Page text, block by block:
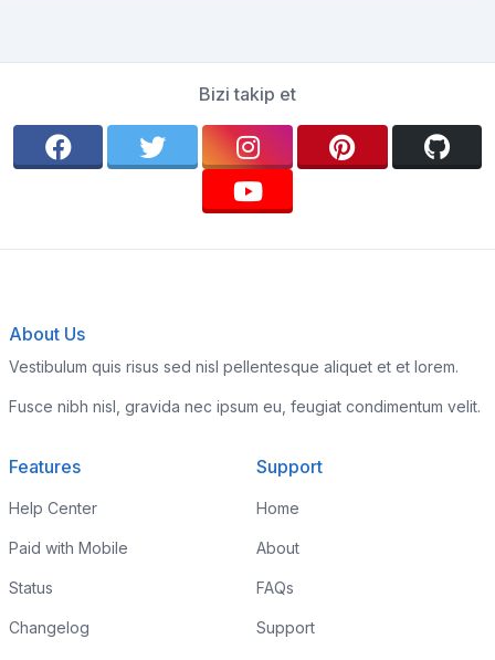
Bizi takip et
About Us
Vestibulum quis risus sed nisl pellentesque aliquet et et lorem.
Fusce nibh nisl, gravida nec ipsum eu, feugiat condimentum velit.
Features
Help Center
Paid with Mobile
Status
Changelog
Support
Home
About
FAQs
Support